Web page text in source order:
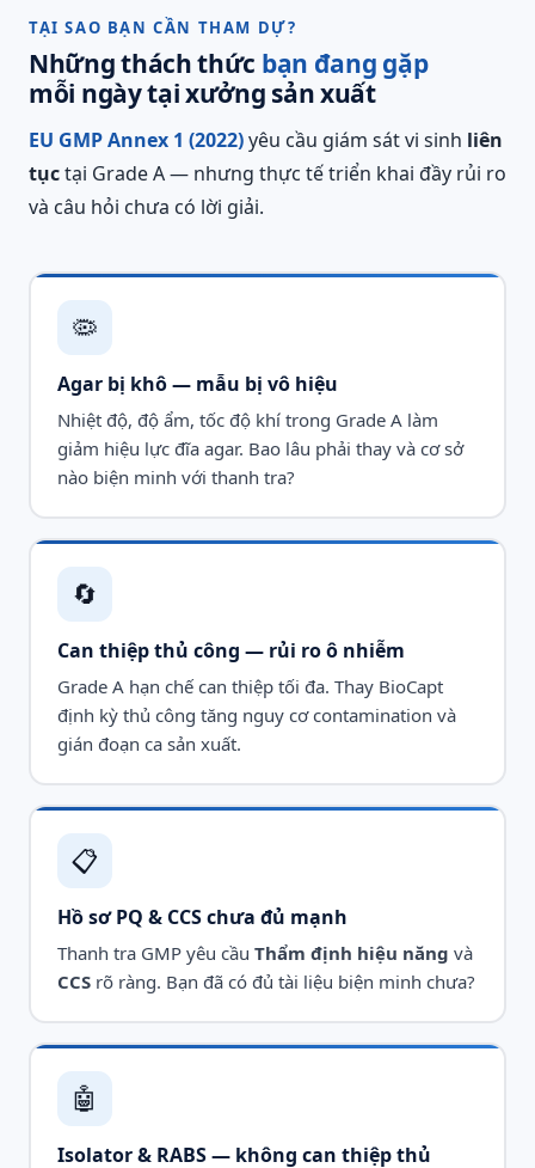
TẠI SAO BẠN CẦN THAM DỰ?
Những thách thức bạn đang gặp
mỗi ngày tại xưởng sản xuất
EU GMP Annex 1 (2022)yêu cầu giám sát vi sinh liên
tụctại Grade A — nhưng thực tế triển khai đầy rủi ro
và câu hỏi chưa có lời giải.
🦠
Agar bị khô — mẫu bị vô hiệu
Nhiệt độ, độ ẩm, tốc độ khí trong Grade A làm
giảm hiệu lực đĩa agar. Bao lâu phải thay và cơ sở
nào biện minh với thanh tra?
🔄
Can thiệp thủ công — rủi ro ô nhiễm
Grade A hạn chế can thiệp tối đa. Thay BioCapt
định kỳ thủ công tăng nguy cơ contamination và
gián đoạn ca sản xuất.
📋
Hồ sơ PQ & CCS chưa đủ mạnh
Thanh tra GMP yêu cầu Thẩm định hiệu năng và
CCSrõ ràng. Bạn đã có đủ tài liệu biện minh chưa?
🤖
Isolator & RABS — không can thiệp thủ